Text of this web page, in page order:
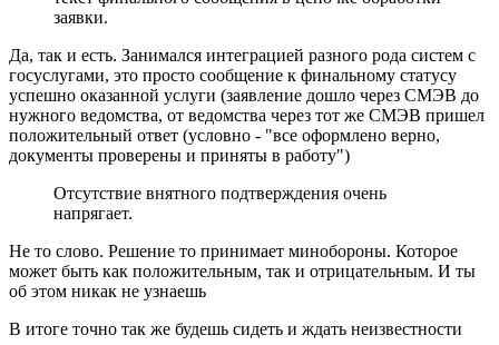
заявки.
Да, так и есть. Занимался интеграцией разного рода систем с
госуслугами, это просто сообщение к финальному статусу
успешно оказанной услуги (заявление дошло через СМЭВ до
нужного ведомства, от ведомства через тот же СМЭВ пришел
положительный ответ (условно - "все оформлено верно,
документы проверены и приняты в работу")
Отсутствие внятного подтверждения очень
напрягает.
Не то слово. Решение то принимает минобороны. Которое
может быть как положительным, так и отрицательным. И ты
об этом никак не узнаешь
В итоге точно так же будешь сидеть и ждать неизвестности